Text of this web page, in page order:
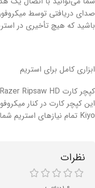
صدای دریافتی توسط
باشید که هیچ تأخیری در
ابزاری کامل برای استریم
Kiyo تمام نیازهای استریم شما را برطرف می‌کند.
نظرات